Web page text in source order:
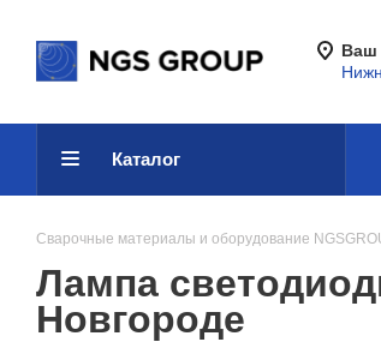
Ваш
Каталог
Сварочные материалы и оборудование
Лампа
Новгороде